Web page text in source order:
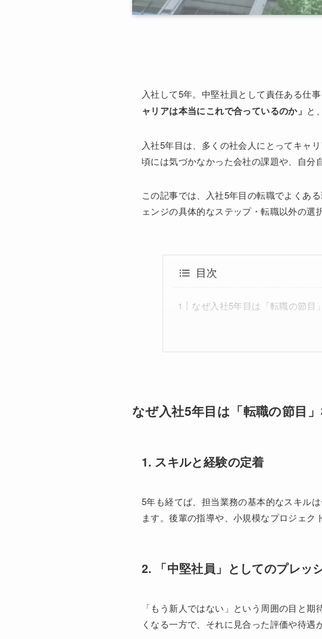
入社して5年。中堅社員として責任ある仕
ャリアは本当にこれで合っているのか」 と
入社5年目は、多くの社会人にとってキャ
頃には気づかなかった会社の課題や、自分
この記事では、入社5年目の転職でよくあ
ェンジの具体的なステップ・転職以外の選
目次
なぜ入社5年目は「転職の節目
なぜ入社5年目は「転職の節目
1. スキルと経験の定着
5年も経てば、担当業務の基本的なスキル
ます。後輩の指導や、小規模なプロジェク
2. 「中堅社員」としてのプレッ
「もう新人ではない」という周囲の目と
くなる一方で、それに見合った評価や待遇